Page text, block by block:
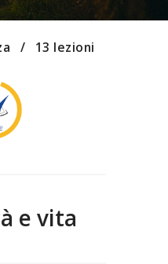
13 lezioni
e vita